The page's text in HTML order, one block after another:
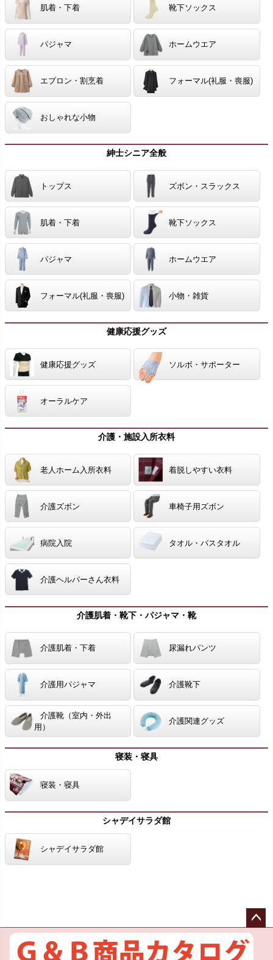
肌着・下着 靴下ソックス
パジャマ ホームウエア
エプロン・割烹着 フォーマル(礼服・喪服)
おしゃれな小物
紳士シニア全般
トップス ズボン・スラックス
肌着・下着 靴下ソックス
パジャマ ホームウエア
フォーマル(礼服・喪服) 小物・雑貨
健康応援グッズ
健康応援グッズ ソルボ・サポーター
オーラルケア
介護・施設入所衣料
老人ホーム入所衣料 着脱しやすい衣料
介護ズボン 車椅子用ズボン
病院入院 タオル・バスタオル
介護ヘルパーさん衣料
介護肌着・靴下・パジャマ・靴
介護肌着・下着 尿漏れパンツ
介護用パジャマ 介護靴下
介護靴（室内・外出
用）
介護関連グッズ
寝装・寝具
寝装・寝具
シャデイサラダ館
シャデイサラダ館
ペー